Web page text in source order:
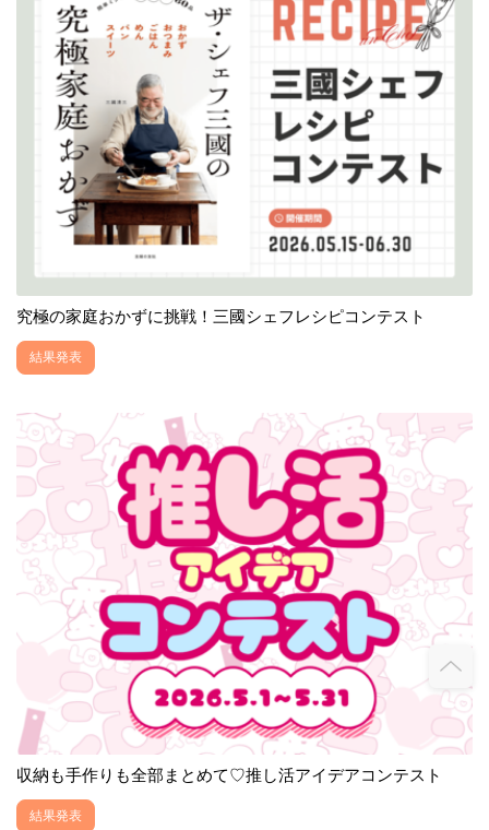
究極の家庭おかずに挑戦！三國シェフレシピコンテスト
結果発表
収納も手作りも全部まとめて♡推し活アイデアコンテスト
結果発表